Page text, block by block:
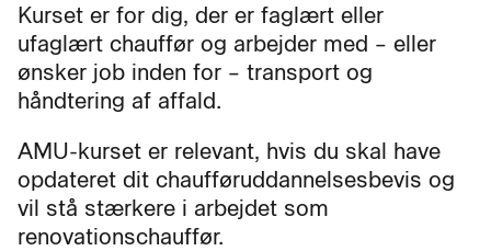
Kurset er for dig, der er faglært eller
ufaglært chauffør og arbejder med – eller
ønsker job inden for – transport og
håndtering af affald.
AMU-kurset er relevant, hvis du skal have
opdateret dit chaufføruddannelsesbevis og
vil stå stærkere i arbejdet som
renovationschauffør.